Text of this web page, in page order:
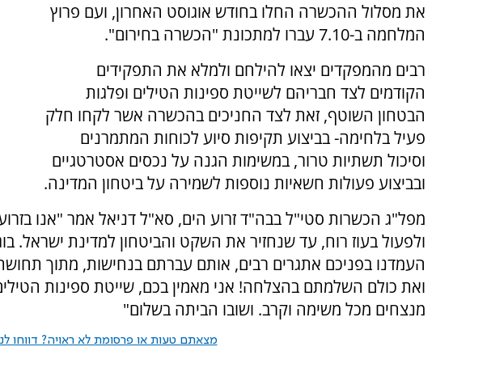
את מסלול ההכשרה החלו בחודש אוגוסט האחרון, ועם פרוץ
המלחמה ב-7.10 עברו למתכונת "הכשרה בחירום".
רבים מהמפקדים יצאו להילחם ולמלא את התפקידים
הקודמים לצד חבריהם לשייטת ספינות הטילים ופלגות
הבטחון השוטף, זאת לצד החניכים בהכשרה אשר לקחו חלק
פעיל בלחימה- בביצוע תקיפות סיוע לכוחות המתמרנים
וסיכול תשתיות טרור, במשימות הגנה על נכסים אסטרטגיים
ובביצוע פעולות חשאיות נוספות לשמירה על ביטחון המדינה.
מפל"ג הכשרות סטי"ל בבה"ד זרוע הים, סא"ל דניאל אמר "אנו
העמדנו בפניכם אתגרים רבים, אותם עברתם בנחישות, מתוך
ואת כולם השלמתם בהצלחה! אני מאמין בכם, שייטת ספינות
מנצחים מכל משימה וקרב. ושובו הביתה בשלום"
מצאתם טעות או פרסומת לא ראויה? דווחו